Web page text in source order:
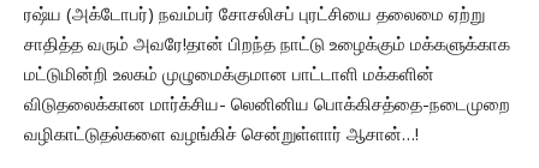
ரஷ்ய (அக்டோபர்) நவம்பர் சோசலிசப் புரட்சியை தலைமை ஏற்று
சாதித்த வரும் அவரே!தான் பிறந்த நாட்டு உழைக்கும் மக்களுக்காக
மட்டுமின்றி உலகம் முழுமைக்குமான பாட்டாளி மக்களின்
விடுதலைக்கான மார்க்சிய- லெனினிய பொக்கிசத்தை-நடைமுறை
வழிகாட்டுதல்களை வழங்கிச் சென்றுள்ளார் ஆசான்…!